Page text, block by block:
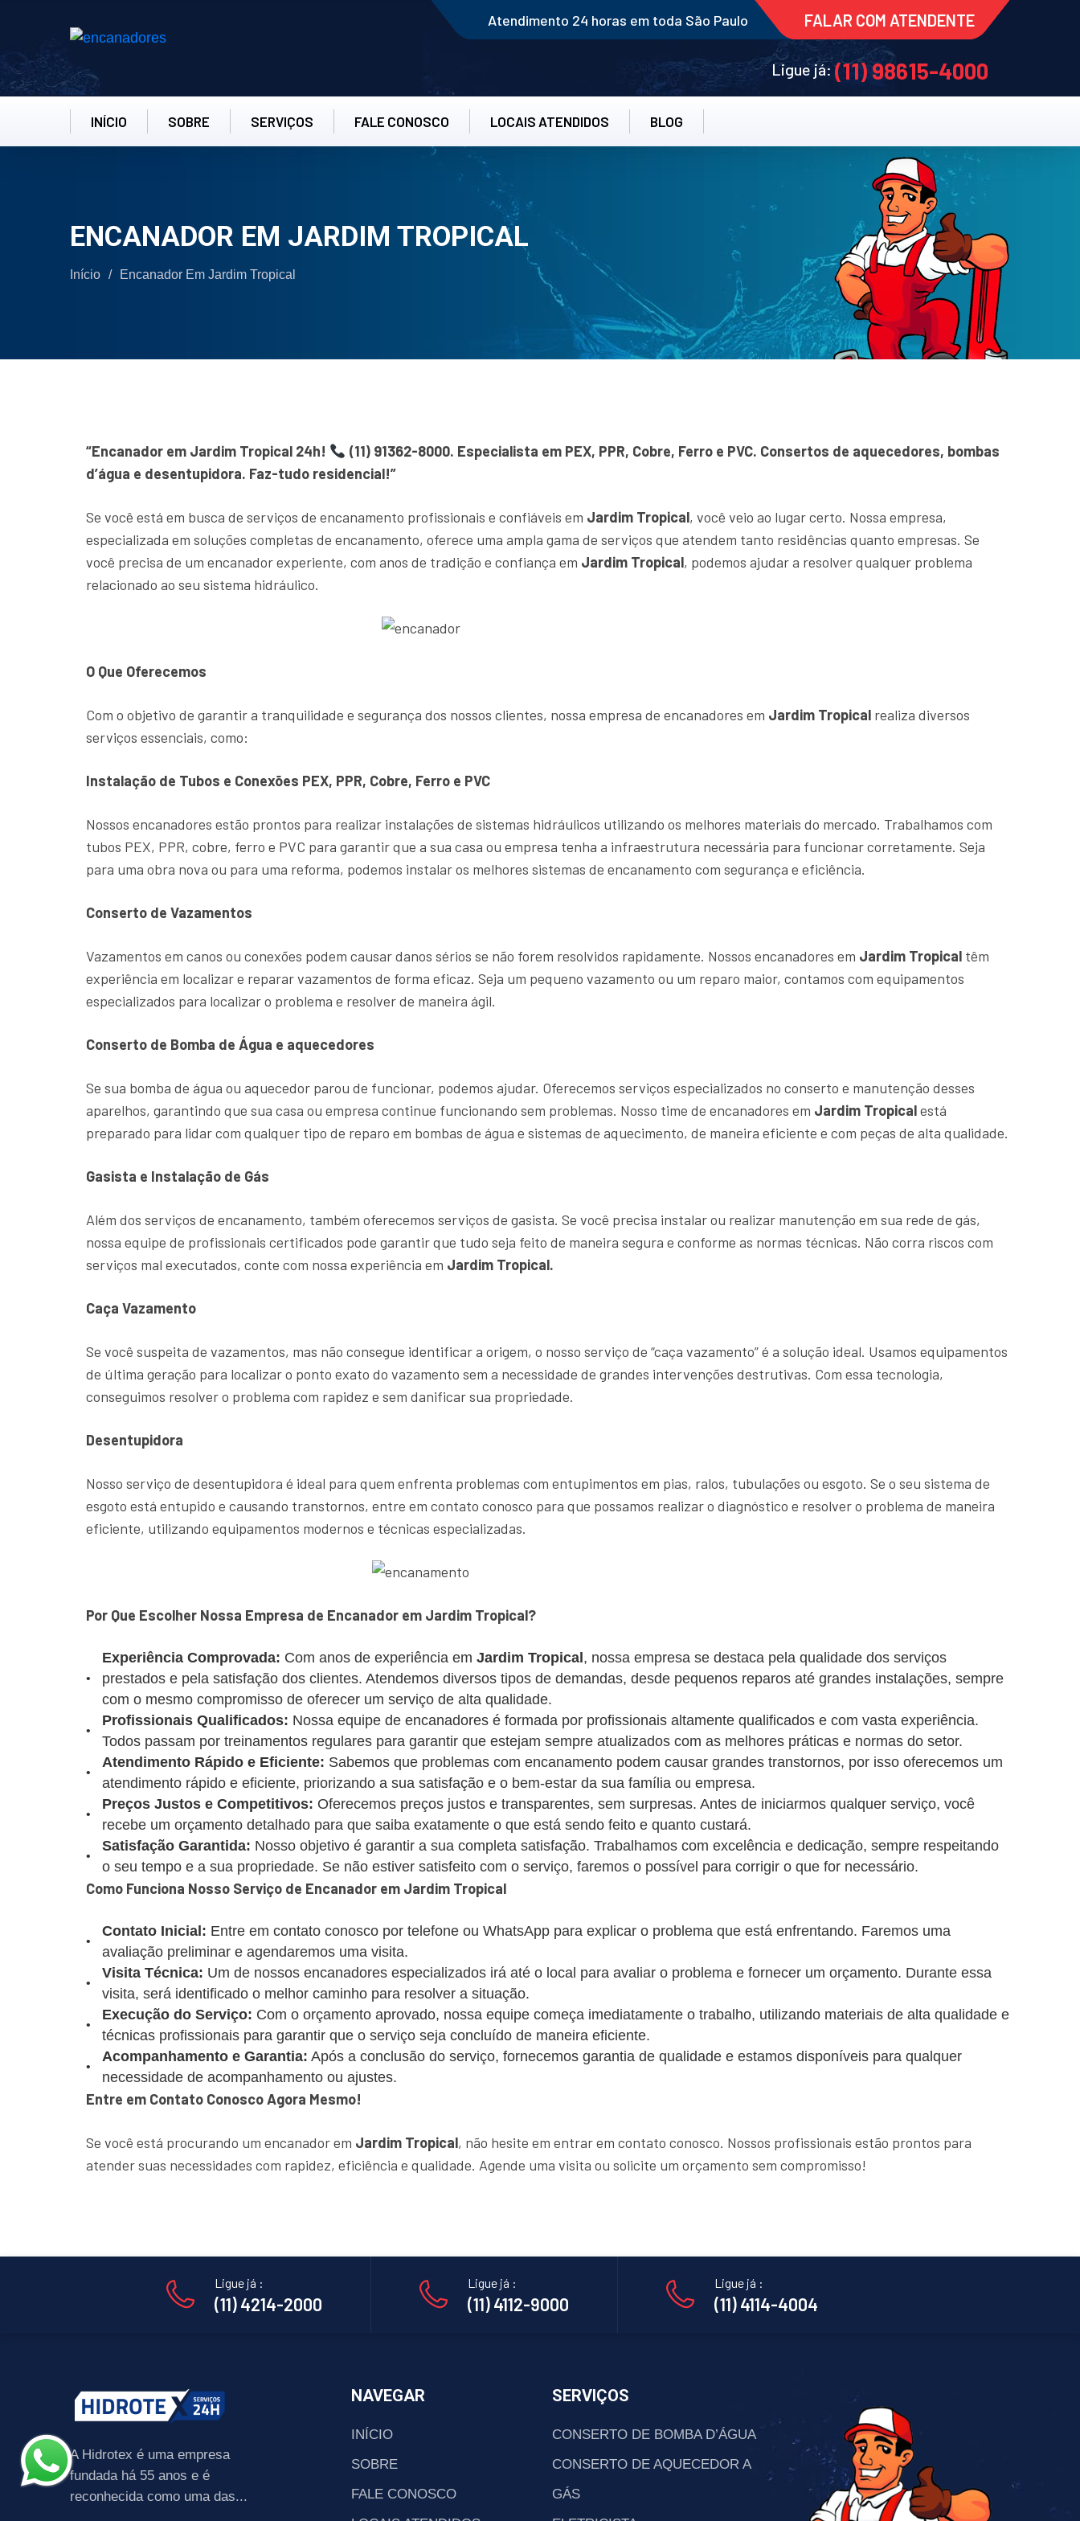
Atendimento 24 horas em toda São Paulo FALAR COM ATENDENTE
Ligue já:(11) 98615-4000
INÍCIO SOBRE SERVIÇOS FALE CONOSCO LOCAIS ATENDIDOS BLOG
ENCANADOR EM JARDIM TROPICAL
Início / Encanador Em Jardim Tropical
“Encanador em Jardim Tropical 24h!
(11) 91362-8000. Especialista em PEX, PPR, Cobre, Ferro e PVC. Consertos de aquecedores, bombas
d’água e desentupidora. Faz-tudo residencial!”
Se você está em busca de serviços de encanamento profissionais e confiáveis em Jardim Tropical, você veio ao lugar certo. Nossa empresa,
especializada em soluções completas de encanamento, oferece uma ampla gama de serviços que atendem tanto residências quanto empresas. Se
você precisa de um encanador experiente, com anos de tradição e confiança em Jardim Tropical, podemos ajudar a resolver qualquer problema
relacionado ao seu sistema hidráulico.
O Que Oferecemos
Com o objetivo de garantir a tranquilidade e segurança dos nossos clientes, nossa empresa de encanadores em Jardim Tropical realiza diversos
serviços essenciais, como:
Instalação de Tubos e Conexões PEX, PPR, Cobre, Ferro e PVC
Nossos encanadores estão prontos para realizar instalações de sistemas hidráulicos utilizando os melhores materiais do mercado. Trabalhamos com
tubos PEX, PPR, cobre, ferro e PVC para garantir que a sua casa ou empresa tenha a infraestrutura necessária para funcionar corretamente. Seja
para uma obra nova ou para uma reforma, podemos instalar os melhores sistemas de encanamento com segurança e eficiência.
Conserto de Vazamentos
Vazamentos em canos ou conexões podem causar danos sérios se não forem resolvidos rapidamente. Nossos encanadores em Jardim Tropical têm
experiência em localizar e reparar vazamentos de forma eficaz. Seja um pequeno vazamento ou um reparo maior, contamos com equipamentos
especializados para localizar o problema e resolver de maneira ágil.
Conserto de Bomba de Água e aquecedores
Se sua bomba de água ou aquecedor parou de funcionar, podemos ajudar. Oferecemos serviços especializados no conserto e manutenção desses
aparelhos, garantindo que sua casa ou empresa continue funcionando sem problemas. Nosso time de encanadores em Jardim Tropicalestá
preparado para lidar com qualquer tipo de reparo em bombas de água e sistemas de aquecimento, de maneira eficiente e com peças de alta qualidade.
Gasista e Instalação de Gás
Além dos serviços de encanamento, também oferecemos serviços de gasista. Se você precisa instalar ou realizar manutenção em sua rede de gás,
nossa equipe de profissionais certificados pode garantir que tudo seja feito de maneira segura e conforme as normas técnicas. Não corra riscos com
serviços mal executados, conte com nossa experiência em Jardim Tropical.
Caça Vazamento
Se você suspeita de vazamentos, mas não consegue identificar a origem, o nosso serviço de “caça vazamento” é a solução ideal. Usamos equipamentos
de última geração para localizar o ponto exato do vazamento sem a necessidade de grandes intervenções destrutivas. Com essa tecnologia,
conseguimos resolver o problema com rapidez e sem danificar sua propriedade.
Desentupidora
Nosso serviço de desentupidora é ideal para quem enfrenta problemas com entupimentos em pias, ralos, tubulações ou esgoto. Se o seu sistema de
esgoto está entupido e causando transtornos, entre em contato conosco para que possamos realizar o diagnóstico e resolver o problema de maneira
eficiente, utilizando equipamentos modernos e técnicas especializadas.
Por Que Escolher Nossa Empresa de Encanador em Jardim Tropical?
Experiência Comprovada: Com anos de experiência em Jardim Tropical , nossa empresa se destaca pela qualidade dos serviços
prestados e pela satisfação dos clientes. Atendemos diversos tipos de demandas, desde pequenos reparos até grandes instalações, sempre
com o mesmo compromisso de oferecer um serviço de alta qualidade.
Profissionais Qualificados: Nossa equipe de encanadores é formada por profissionais altamente qualificados e com vasta experiência.
Todos passam por treinamentos regulares para garantir que estejam sempre atualizados com as melhores práticas e normas do setor.
Atendimento Rápido e Eficiente: Sabemos que problemas com encanamento podem causar grandes transtornos, por isso oferecemos um
atendimento rápido e eficiente, priorizando a sua satisfação e o bem-estar da sua família ou empresa.
Preços Justos e Competitivos: Oferecemos preços justos e transparentes, sem surpresas. Antes de iniciarmos qualquer serviço, você
recebe um orçamento detalhado para que saiba exatamente o que está sendo feito e quanto custará.
Satisfação Garantida: Nosso objetivo é garantir a sua completa satisfação. Trabalhamos com excelência e dedicação, sempre respeitando
o seu tempo e a sua propriedade. Se não estiver satisfeito com o serviço, faremos o possível para corrigir o que for necessário.
Como Funciona Nosso Serviço de Encanador em Jardim Tropical
Contato Inicial: Entre em contato conosco por telefone ou WhatsApp para explicar o problema que está enfrentando. Faremos uma
avaliação preliminar e agendaremos uma visita.
Visita Técnica: Um de nossos encanadores especializados irá até o local para avaliar o problema e fornecer um orçamento. Durante essa
visita, será identificado o melhor caminho para resolver a situação.
Execução do Serviço: Com o orçamento aprovado, nossa equipe começa imediatamente o trabalho, utilizando materiais de alta qualidade e
técnicas profissionais para garantir que o serviço seja concluído de maneira eficiente.
Acompanhamento e Garantia: Após a conclusão do serviço, fornecemos garantia de qualidade e estamos disponíveis para qualquer
necessidade de acompanhamento ou ajustes.
Entre em Contato Conosco Agora Mesmo!
Se você está procurando um encanador em Jardim Tropical, não hesite em entrar em contato conosco. Nossos profissionais estão prontos para
atender suas necessidades com rapidez, eficiência e qualidade. Agende uma visita ou solicite um orçamento sem compromisso!
Ligue já :
(11) 4214-2000
Ligue já :
(11) 4112-9000
Ligue já :
(11) 4114-4004
A Hidrotex é uma empresa
fundada há 55 anos e é
reconhecida como uma das...
NAVEGAR
INÍCIO
SOBRE
FALE CONOSCO
SERVIÇOS
CONSERTO DE BOMBA D’ÁGUA
CONSERTO DE AQUECEDOR A
GÁS